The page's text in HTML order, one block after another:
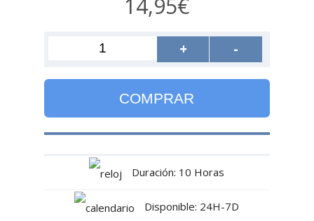
14,95€
+ -
COMPRAR
Duración: 10 Horas
Disponible: 24H-7D